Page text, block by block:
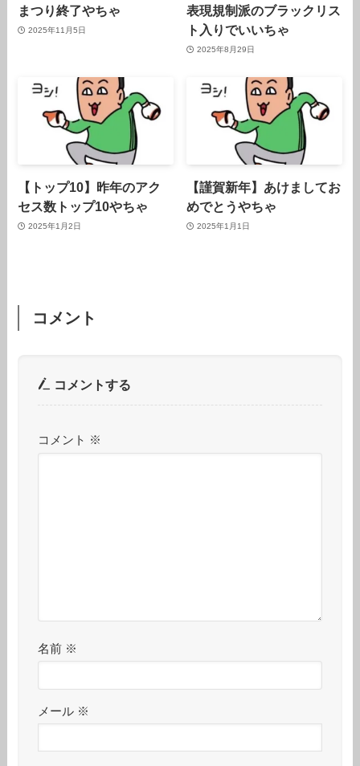
まつり終了やちゃ
2025年11月5日
表現規制派のブラックリス
ト入りでいいちゃ
2025年8月29日
【トップ10】昨年のアク
セス数トップ10やちゃ
2025年1月2日
【謹賀新年】あけましてお
めでとうやちゃ
2025年1月1日
コメント
コメントする
コメント ※
名前 ※
メール ※